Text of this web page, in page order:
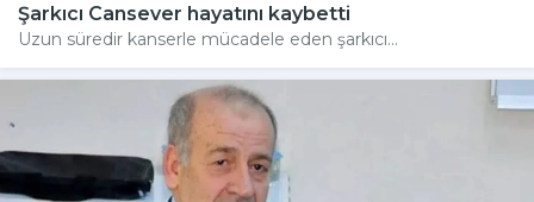
Şarkıcı Cansever hayatını kaybetti
Uzun süredir kanserle mücadele eden şarkıcı...